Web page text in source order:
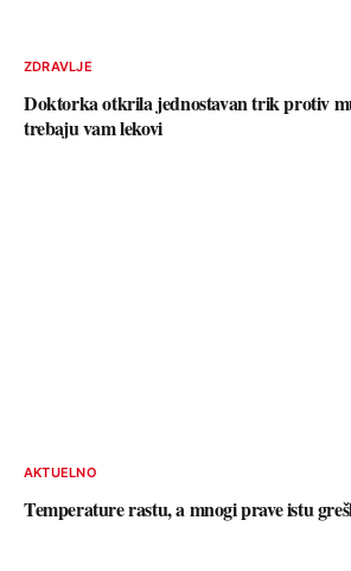
ZDRAVLJE
Doktorka otkrila jednostavan trik protiv
trebaju vam lekovi
AKTUELNO
Temperature rastu, a mnogi prave istu